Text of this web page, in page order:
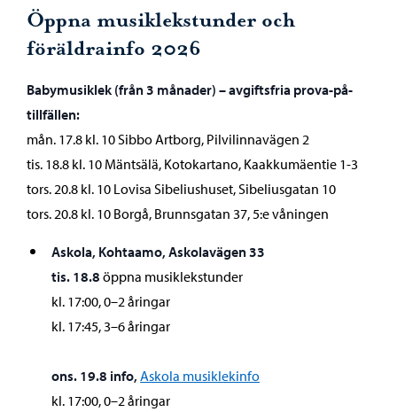
Öppna musiklekstunder och
föräldrainfo 2026
Babymusiklek (från 3 månader) – avgiftsfria prova-på-
tillfällen:
mån. 17.8 kl. 10 Sibbo Artborg, Pilvilinnavägen 2
tis. 18.8 kl. 10 Mäntsälä, Kotokartano, Kaakkumäentie 1-3
tors. 20.8 kl. 10 Lovisa Sibeliushuset, Sibeliusgatan 10
tors. 20.8 kl. 10 Borgå, Brunnsgatan 37, 5:e våningen
Askola, Kohtaamo, Askolavägen 33
tis. 18.8 öppna musiklekstunder
kl. 17:00, 0–2 åringar
kl. 17:45, 3–6 åringar
ons. 19.8 info, Askola musiklekinfo
kl. 17:00, 0–2 åringar